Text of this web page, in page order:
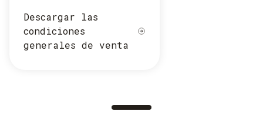
Descargar las
condiciones
generales de venta